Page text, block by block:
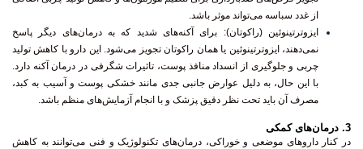
از غدد سباسه می‌تواند موثر باشد.
ایزوترتینوئین (راکوتان): برای آکنه‌های شدید که به درمان‌های دیگر پاسخ
نمی‌دهند، ایزوترتینوئین یا همان راکوتان تجویز می‌شود. این دارو با کاهش تولید
چربی و جلوگیری از انسداد منافذ پوست، تاثیرات شگرفی در درمان آکنه دارد.
با این حال، به دلیل عوارض جانبی جدی مانند خشکی پوست و آسیب به کبد،
مصرف آن باید تحت نظر دقیق پزشک و با انجام آزمایش‌های منظم باشد.
3. درمان‌های کمکی
در کنار داروهای موضعی و خوراکی، درمان‌های تکنولوژیک و فنی می‌توانند به کاهش
التهاب و بهبود ظاهر پوست کمک کنند. این درمان‌ها به طور معمول به عنوان روش‌های